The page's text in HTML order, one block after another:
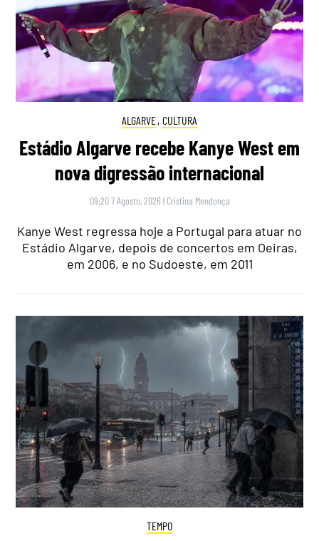
ALGARVE, CULTURA
Estádio Algarve recebe Kanye West em
nova digressão internacional
09:20 7 Agosto, 2026 | Cristina Mendonça
Kanye West regressa hoje a Portugal para atuar no
Estádio Algarve, depois de concertos em Oeiras,
em 2006, e no Sudoeste, em 2011
TEMPO